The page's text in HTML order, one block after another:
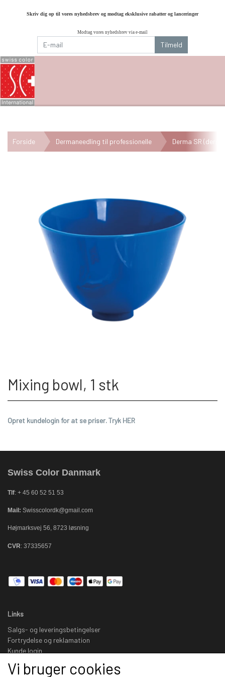
Skriv dig op til vores nyhedsbrev og modtag eksklusive rabatter og lanceringer
Modtag vores nyhedsbrev via e-mail
Tilmeld
Forside Dermaneedling til professionelle Derma SR
Mixing bowl, 1 stk
Opret kundelogin for at se priser. Tryk HER
Swiss Color Danmark
Tlf: + 45 60 52 51 53
Mail: Swisscolordk@gmail.com
Højmarksvej 56, 8723 løsning
CVR: 37335657
Links
Salgs- og leveringsbetingelser
Fortrydelse og reklamation
Kunde login
Kontakt
Vi bruger cookies